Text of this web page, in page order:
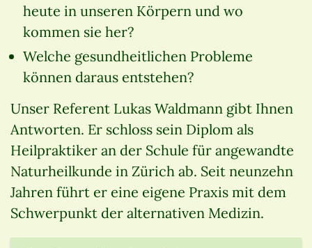
heute in unseren Körpern und wo
kommen sie her?
Welche gesundheitlichen Probleme
können daraus entstehen?
Unser Referent Lukas Waldmann gibt Ihnen
Antworten. Er schloss sein Diplom als
Heilpraktiker an der Schule für angewandte
Naturheilkunde in Zürich ab. Seit neunzehn
Jahren führt er eine eigene Praxis mit dem
Schwerpunkt der alternativen Medizin.